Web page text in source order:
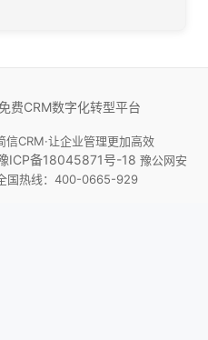
免费CRM数字化转型平台
CRM·让企业管理更加高效
ICP备18045871号-18 豫公网安
国热线：400-0665-929